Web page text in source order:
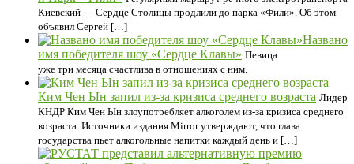
Киевский — Сердце Столицы продлили до парка «Фили». Об этом
объявил Сергей […]
Названо
имя победителя шоу «Сердце Клавы» Певица
уже три месяца счастлива в отношениях с ним.
Ким Чен Ын запил из-за кризиса среднего возраста Лидер
КНДР Ким Чен Ын злоупотребляет алкоголем из-за кризиса среднего
возраста. Источники издания Mirror утверждают, что глава
государства пьет алкогольные напитки каждый день и […]